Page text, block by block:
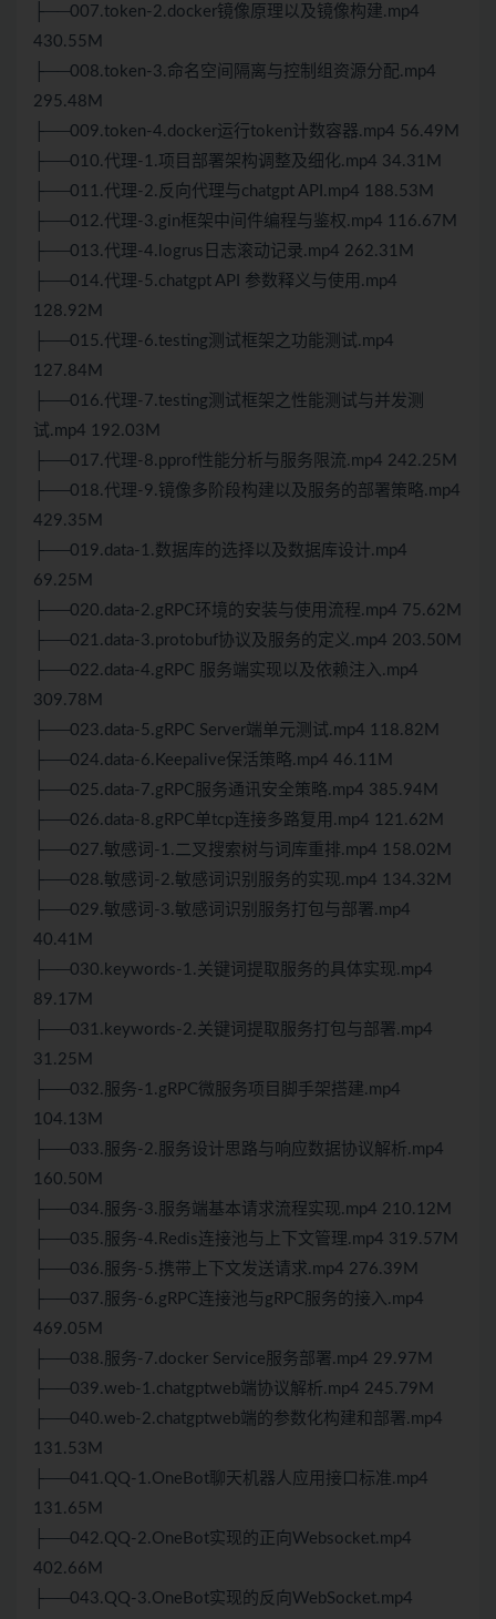
├──007.token-2.docker镜像原理以及镜像构建.mp4
430.55M
├──008.token-3.命名空间隔离与控制组资源分配.mp4
295.48M
├──009.token-4.docker运行token计数容器.mp4 56.49M
├──010.代理-1.项目部署架构调整及细化.mp4 34.31M
├──011.代理-2.反向代理与chatgpt API.mp4 188.53M
├──012.代理-3.gin框架中间件编程与鉴权.mp4 116.67M
├──013.代理-4.logrus日志滚动记录.mp4 262.31M
├──014.代理-5.chatgpt API 参数释义与使用.mp4
128.92M
├──015.代理-6.testing测试框架之功能测试.mp4
127.84M
├──016.代理-7.testing测试框架之性能测试与并发测
试.mp4 192.03M
├──017.代理-8.pprof性能分析与服务限流.mp4 242.25M
├──018.代理-9.镜像多阶段构建以及服务的部署策略.mp4
429.35M
├──019.data-1.数据库的选择以及数据库设计.mp4
69.25M
├──020.data-2.gRPC环境的安装与使用流程.mp4 75.62M
├──021.data-3.protobuf协议及服务的定义.mp4 203.50M
├──022.data-4.gRPC 服务端实现以及依赖注入.mp4
309.78M
├──023.data-5.gRPC Server端单元测试.mp4 118.82M
├──024.data-6.Keepalive保活策略.mp4 46.11M
├──025.data-7.gRPC服务通讯安全策略.mp4 385.94M
├──026.data-8.gRPC单tcp连接多路复用.mp4 121.62M
├──027.敏感词-1.二叉搜索树与词库重排.mp4 158.02M
├──028.敏感词-2.敏感词识别服务的实现.mp4 134.32M
├──029.敏感词-3.敏感词识别服务打包与部署.mp4
40.41M
├──030.keywords-1.关键词提取服务的具体实现.mp4
89.17M
├──031.keywords-2.关键词提取服务打包与部署.mp4
31.25M
├──032.服务-1.gRPC微服务项目脚手架搭建.mp4
104.13M
├──033.服务-2.服务设计思路与响应数据协议解析.mp4
160.50M
├──034.服务-3.服务端基本请求流程实现.mp4 210.12M
├──035.服务-4.Redis连接池与上下文管理.mp4 319.57M
├──036.服务-5.携带上下文发送请求.mp4 276.39M
├──037.服务-6.gRPC连接池与gRPC服务的接入.mp4
469.05M
├──038.服务-7.docker Service服务部署.mp4 29.97M
├──039.web-1.chatgptweb端协议解析.mp4 245.79M
├──040.web-2.chatgptweb端的参数化构建和部署.mp4
131.53M
├──041.QQ-1.OneBot聊天机器人应用接口标准.mp4
131.65M
├──042.QQ-2.OneBot实现的正向Websocket.mp4
402.66M
├──043.QQ-3.OneBot实现的反向WebSocket.mp4